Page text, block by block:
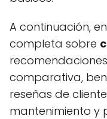
A continuación,
completa sobre
comparativa,
reseñas de
mantenimiento y